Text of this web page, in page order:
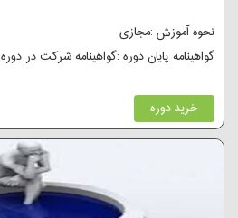
نحوه آموزش :مجازی
گواهینامه پایان دوره :گواهینامه شرکت در دوره
خرید دوره